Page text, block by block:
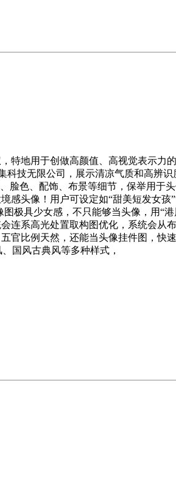
地用于创做高颜值、高视觉表示力
技无限公司，展示清凉气质和高辨
色、配饰、布景等细节，保举用于
头像！用户可设定如“甜美短发女孩
极具少女感，不只能够当头像，用
连系高光处置取构图优化，系统会
比例天然，还能当头像挂件图，快
国风古典风等多种样式，